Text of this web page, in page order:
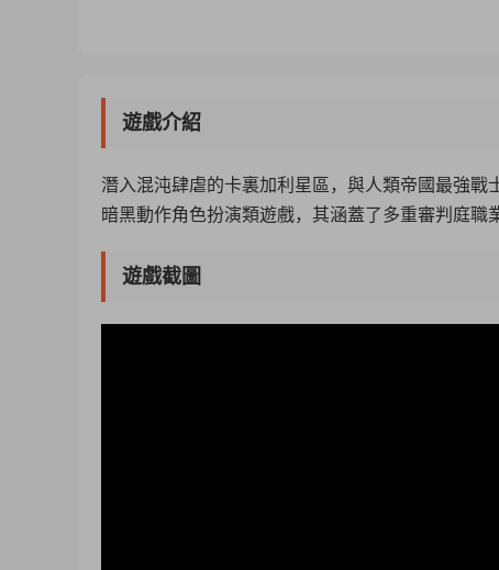
遊戲介紹
潛入混沌肆虐的卡裏加利星區，與人類帝國最強
暗黑動作角色扮演類遊戲，其涵蓋了多重審判庭職
遊戲截圖